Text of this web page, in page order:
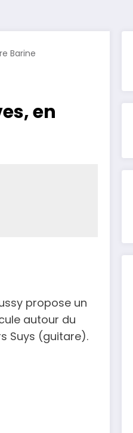
Barine
en
propose un
autour du
Suys (guitare).